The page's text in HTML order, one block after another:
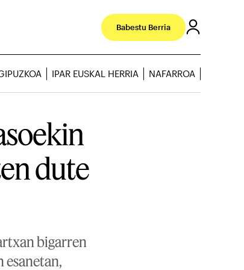
Babestu Berria
IPAR EUSKAL HERRIA NAFARROA
dute
bigarren
esanetan,